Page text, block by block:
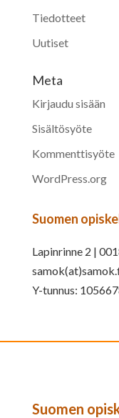
Tiedotteet
Uutiset
Meta
Kirjaudu sisään
Sisältösyöte
Kommenttisyöte
WordPress.org
Suomen
Lapinrinne 2 |
Y-tunnus:
Suomen